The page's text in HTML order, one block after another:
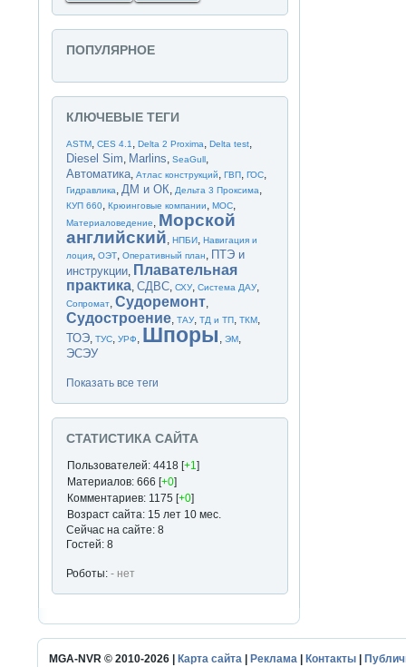
ПОПУЛЯРНОЕ
КЛЮЧЕВЫЕ ТЕГИ
ASTM,CES 4.1,Delta 2 Proxima,Delta test,
Diesel Sim, Marlins,SeaGull,
Автоматика,Атлас конструкций,ГВП,ГОС,
Гидравлика,ДМ и ОК,Дельта 3 Проксима,
КУП 660,Крюинговые компании,МОС,
Материаловедение, Морской
английский,НПБИ,Навигация и
лоция,ОЭТ,Оперативный план, ПТЭ и
инструкции, Плавательная
практика,СДВС,СХУ,Система ДАУ,
Сопромат,Судоремонт,
Судостроение,ТАУ,ТД и ТП,ТКМ,
ТОЭ,ТУС,УРФ, Шпоры ,ЭМ,
ЭСЭУ
Показать все теги
СТАТИСТИКА САЙТА
Пользователей: 4418 [+1]
Материалов: 666 [+0]
Комментариев: 1175 [+0]
Возраст сайта: 15 лет 10 мес.
Сейчас на сайте: 8
Гостей: 8
Роботы:- нет
MGA-NVR © 2010-2026 | Карта сайта Реклама Контакты